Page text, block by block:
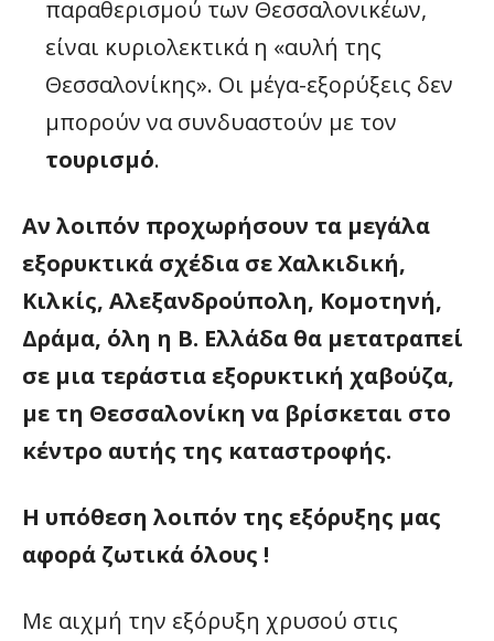
παραθερισμού των Θεσσαλονικέων,
είναι κυριολεκτικά η «αυλή της
Θεσσαλονίκης». Οι μέγα-εξορύξεις δεν
μπορούν να συνδυαστούν με τον
τουρισμό.
Αν λοιπόν προχωρήσουν τα μεγάλα
εξορυκτικά σχέδια σε Χαλκιδική,
Κιλκίς, Αλεξανδρούπολη, Κομοτηνή,
Δράμα, όλη η Β. Ελλάδα θα μετατραπεί
σε μια τεράστια εξορυκτική χαβούζα,
με τη Θεσσαλονίκη να βρίσκεται στο
κέντρο αυτής της καταστροφής.
Η υπόθεση λοιπόν της εξόρυξης μας
αφορά ζωτικά όλους !
Με αιχμή την εξόρυξη χρυσού στις